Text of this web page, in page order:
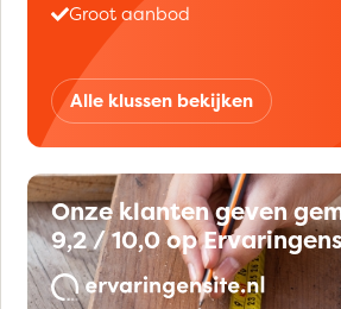
Groot aanbod
Alle klussen bekijken
Onze klanten geven
9,2 / 10,0 op